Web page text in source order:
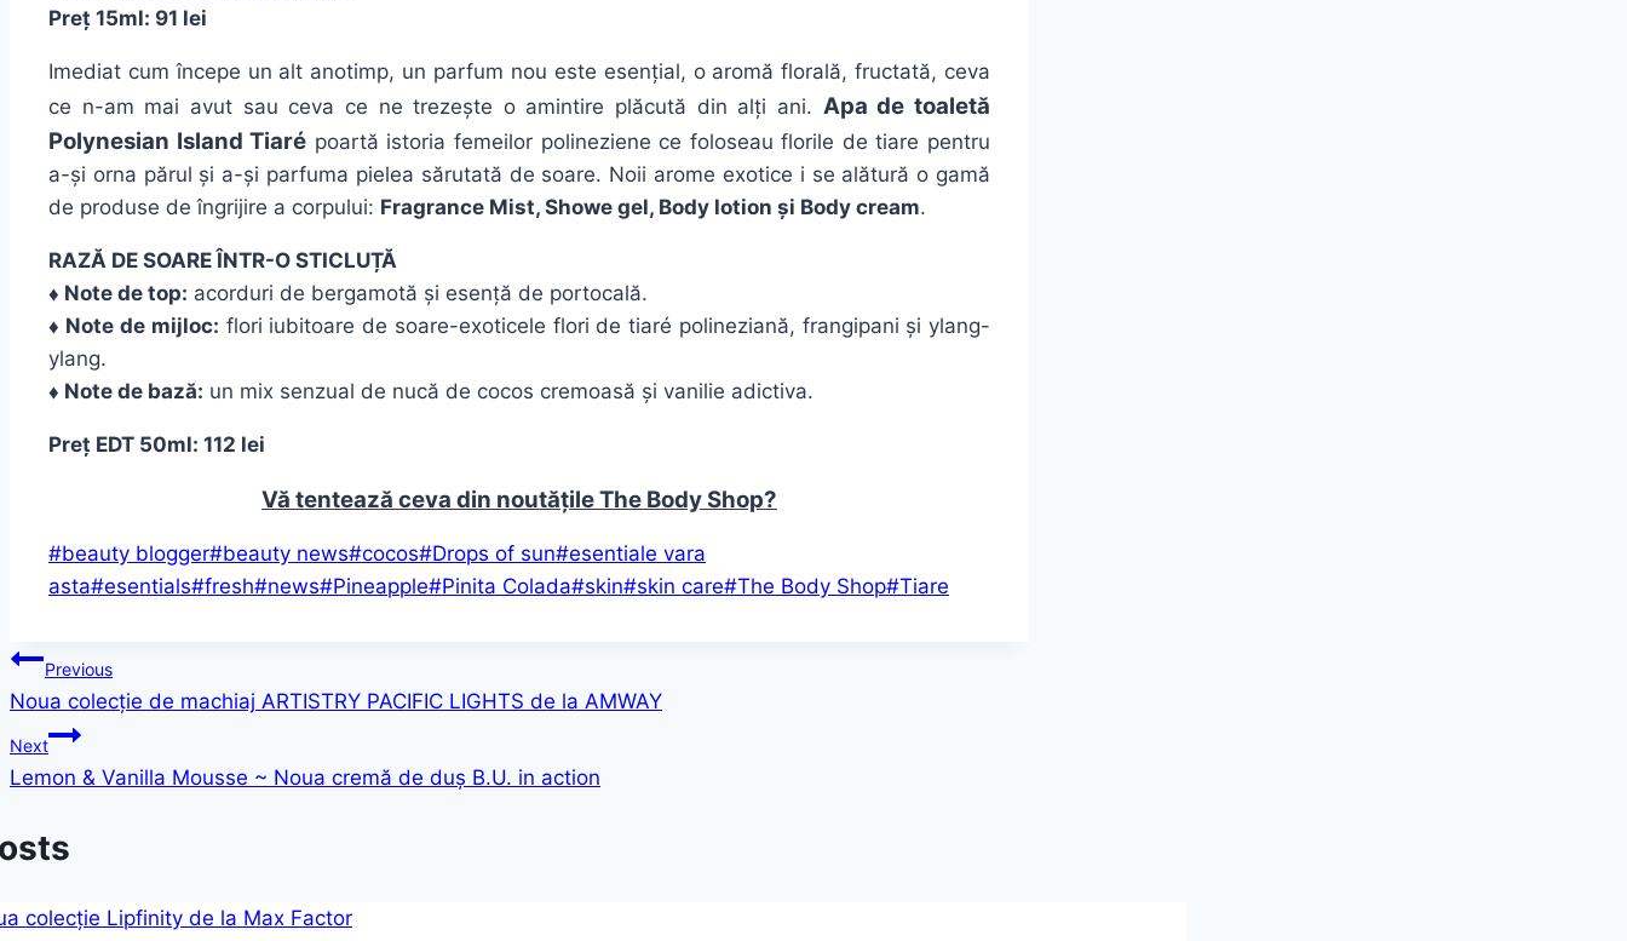
Preț 15ml: 91 lei
Imediat cum începe un alt anotimp, un parfum nou este esențial, o aromă florală, fructată, ceva
ce n-am mai avut sau ceva ce ne trezește o amintire plăcută din alți ani. Apa de toaletă
Polynesian Island Tiaré poartă istoria femeilor polineziene ce foloseau florile de tiare pentru
a-și orna părul și a-și parfuma pielea sărutată de soare. Noii arome exotice i se alătură o gamă
de produse de îngrijire a corpului: Fragrance Mist, Showe gel, Body lotion și Body cream.
RAZĂ DE SOARE ÎNTR-O STICLUȚĂ
♦ Note de top: acorduri de bergamotă și esență de portocală.
♦ Note de mijloc: flori iubitoare de soare-exoticele flori de tiaré polineziană, frangipani și ylang-
ylang.
♦ Note de bază: un mix senzual de nucă de cocos cremoasă și vanilie adictiva.
Preț EDT 50ml: 112 lei
Vă tentează ceva din noutățile The Body Shop?
Post
Tags:
#beauty blogger#beauty news#cocos#Drops of sun#esentiale vara
asta#esentials#fresh#news#Pineapple#Pinita Colada#skin#skin care#The Body Shop#Tiare
Post
navigation
Previous
Noua colecție de machiaj ARTISTRY PACIFIC LIGHTS de la AMWAY
Next
Lemon & Vanilla Mousse ~ Noua cremă de duș B.U. in action